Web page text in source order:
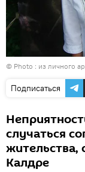
© Photo : из личного
Подписаться
случаться
жительства,
Калдре